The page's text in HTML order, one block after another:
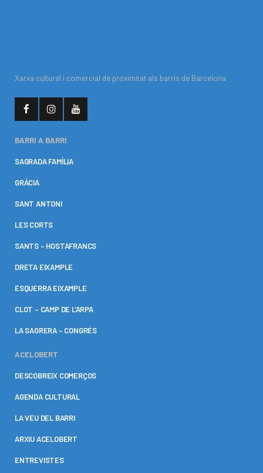
Xarxa cultural i comercial de proximitat als barris de Barcelona
BARRI A BARRI
SAGRADA FAMÍLIA
GRÀCIA
SANT ANTONI
LES CORTS
SANTS – HOSTAFRANCS
DRETA EIXAMPLE
ESQUERRA EIXAMPLE
CLOT – CAMP DE L’ARPA
LA SAGRERA – CONGRÉS
ACELOBERT
DESCOBREIX COMERÇOS
AGENDA CULTURAL
LA VEU DEL BARRI
ARXIU ACELOBERT
ENTREVISTES